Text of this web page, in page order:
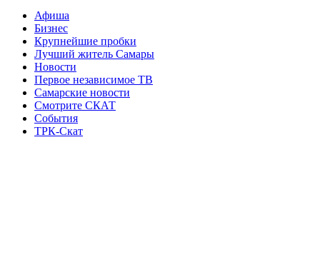
Афиша
Бизнес
Крупнейшие пробки
Лучший житель Самары
Новости
Первое независимое ТВ
Самарские новости
Смотрите СКАТ
События
ТРК-Скат